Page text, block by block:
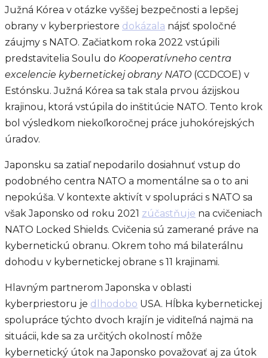
Južná Kórea v otázke vyššej bezpečnosti a lepšej
obrany v kyberpriestore dokázala nájsť spoločné
záujmy s NATO. Začiatkom roka 2022 vstúpili
predstavitelia Soulu do Kooperatívneho centra
excelencie kybernetickej obrany NATO (CCDCOE) v
Estónsku. Južná Kórea sa tak stala prvou ázijskou
krajinou, ktorá vstúpila do inštitúcie NATO. Tento krok
bol výsledkom niekoľkoročnej práce juhokórejských
úradov.
Japonsku sa zatiaľ nepodarilo dosiahnuť vstup do
podobného centra NATO a momentálne sa o to ani
nepokúša. V kontexte aktivít v spolupráci s NATO sa
však Japonsko od roku 2021 zúčastňuje na cvičeniach
NATO Locked Shields. Cvičenia sú zamerané práve na
kybernetickú obranu. Okrem toho má bilaterálnu
dohodu v kybernetickej obrane s 11 krajinami.
Hlavným partnerom Japonska v oblasti
kyberpriestoru je dlhodobo USA. Hĺbka kybernetickej
spolupráce týchto dvoch krajín je viditeľná najmä na
situácii, kde sa za určitých okolností môže
kybernetický útok na Japonsko považovať aj za útok